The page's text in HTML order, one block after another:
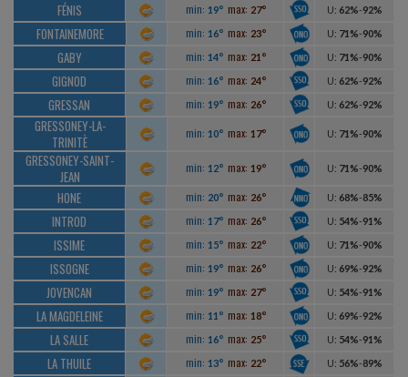
FÉNIS min: 19° max: 27° U: 62%-92%
FONTAINEMORE min: 16° max: 23° U: 71%-90%
GABY min: 14° max: 21° U: 71%-90%
GIGNOD min: 16° max: 24° U: 62%-92%
GRESSAN min: 19° max: 26° U: 62%-92%
GRESSONEY-LA-
TRINITÈ
min: 10° max: 17° U: 71%-90%
GRESSONEY-SAINT-
JEAN
min: 12° max: 19° U: 71%-90%
HONE min: 20° max: 26° U: 68%-85%
INTROD min: 17° max: 26° U: 54%-91%
ISSIME min: 15° max: 22° U: 71%-90%
ISSOGNE min: 19° max: 26° U: 69%-92%
JOVENCAN min: 19° max: 27° U: 54%-91%
LA MAGDELEINE min: 11° max: 18° U: 69%-92%
LA SALLE min: 16° max: 25° U: 54%-91%
LA THUILE min: 13° max: 22° U: 56%-89%